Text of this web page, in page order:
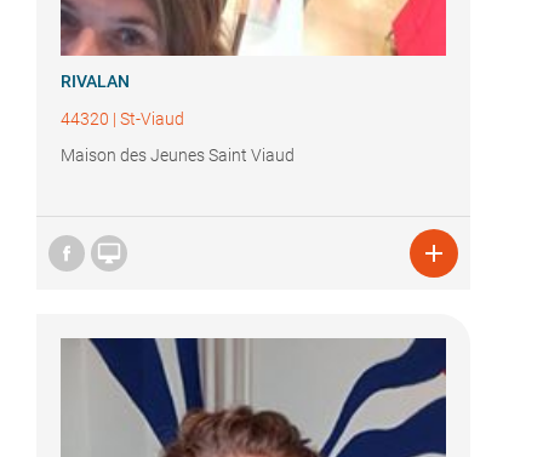
RIVALAN
44320 | St-Viaud
Maison des Jeunes Saint Viaud
 